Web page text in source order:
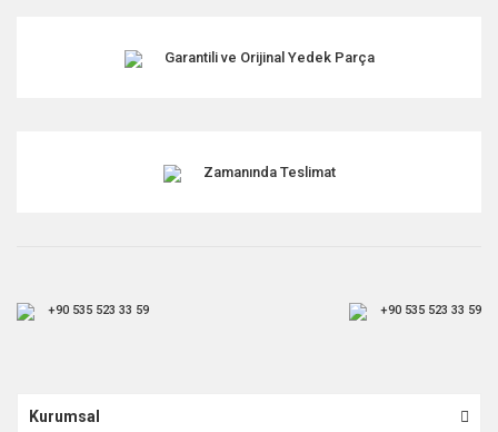
Garantili ve Orijinal Yedek Parça
Zamanında Teslimat
+90 535 523 33 59 +90 535 523 33 59
Kurumsal